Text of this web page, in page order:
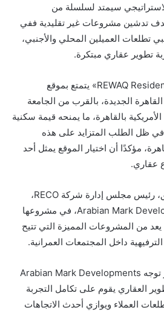
سيمتد لسلسلة من
تدشين مشروعات غير تقليدية ففي
تطلعات العميلين المحلي والأجنبي،
تطوير عقاري مبتكرة.
وأشار إلى أن مشروع «REWAQ Residence» يتمتع بموقع
الجديدة، بالقرب من الجامعة
الأمريكية بالقاهرة، ما يمنحه قيمة سكنية
في ظل الطلب المتزايد على هذه
مؤكدًا أن اختيار الموقع يمثل أحد
عقاري.
وتابع المهندس محمد توفيق، رئيس مجلس إدارة شركة RECO،
أهمية التعاون مع Arabian Mark Developments، في مشروعها
من المشروعات المميزة التي تتيح
داخل المجتمعات العمرانية.
وأضاف أن هذا التعاقد يعزز توجه Arabian Mark Developments
العقاري يقوم على تكامل التجربة
العملاء ويوازي أحدث الاتجاهات